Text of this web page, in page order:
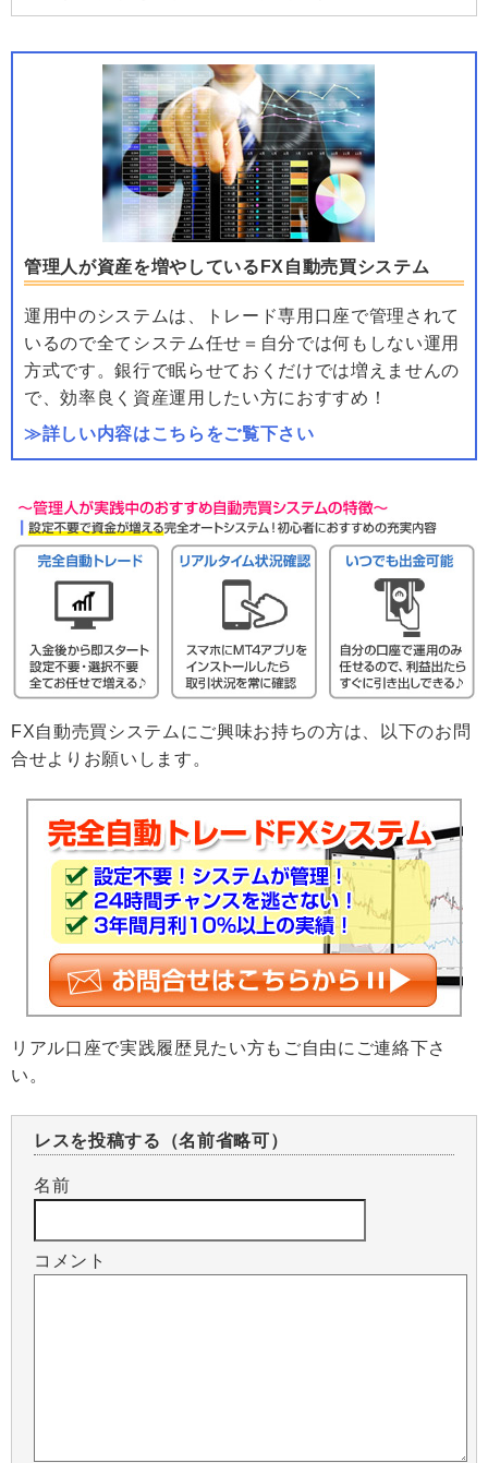
管理人が資産を増やしているFX自動売買システム
運用中のシステムは、トレード専用口座で管理されて
いるので全てシステム任せ＝自分では何もしない運用
方式です。銀行で眠らせておくだけでは増えませんの
で、効率良く資産運用したい方におすすめ！
≫詳しい内容はこちらをご覧下さい
FX自動売買システムにご興味お持ちの方は、以下のお問
合せよりお願いします。
リアル口座で実践履歴見たい方もご自由にご連絡下さ
い。
レスを投稿する（名前省略可）
名前
コメント